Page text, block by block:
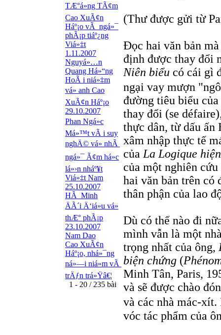
TÆ°á»ng TÃ¢m
Cao XuÃ¢n
Háº¡o vÃ ngá»¯
phÃ¡p tiáº¿ng
Viá»‡t
1.11.2007
Nguyá»…n
Quang Há»“ng
HoÃ i niá»‡m
vá» anh Cao
XuÃ¢n Háº¡o
29.10.2007
Phan Ngá»c
Má»™t vÃ i suy
nghÄ© vá» nhÃ
ngá»¯ Ã¢m há»c
lá»›n nháº¥t
Viá»‡t Nam
25.10.2007
HÃ Minh
ÄÃ´i Ä‘iá»u vá»
thÆ° phÃ¡p
23.10.2007
Nam Dao
Cao XuÃ¢n
Háº¡o, nhá»¯ng
ná»—i niá»m vÃ
trÄƒn trá»Ÿâ€¦
1 - 20 / 235 bài
(Thư được gửi từ
Đọc hai văn bản
định được thay đổi
Niên biểu có cái gì
ngại vay mượn
đường tiêu biểu
thay đổi (se
thực dân, từ dấu ấn
xâm nhập thực tế
củaLa Logique
của một nghiên
hai văn bản trên có
thân phận của lao
Dù có thế nào đi
mình vẫn là một
trọng nhất của ông,
biện chứng (
Minh Tân, Paris,
và sẽ được chào
và các nhà mác-
vóc tác phẩm của